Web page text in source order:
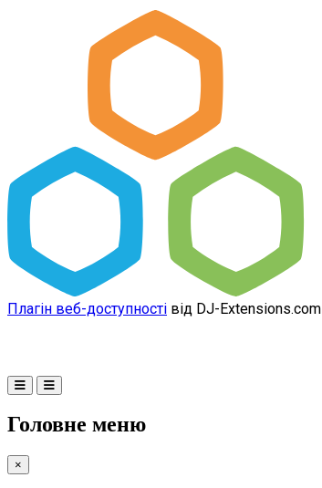
Плагін веб-доступності від DJ-Extensions.com
Головне меню
×